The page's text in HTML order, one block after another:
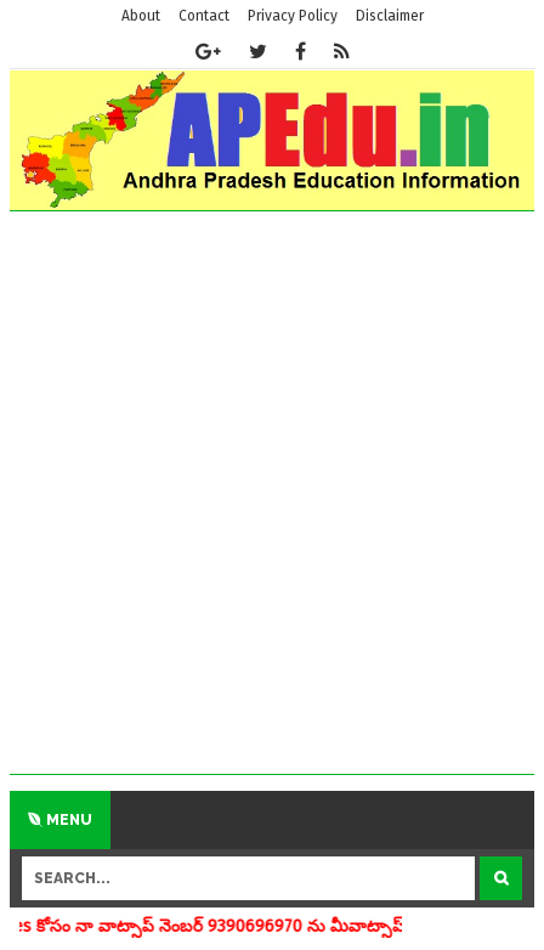
About Contact Privacy Policy Disclaimer
MENU
నెంబర్ 9390696970 ను మీవాట్సాప్ గ్రూపులో add చేయగలరు